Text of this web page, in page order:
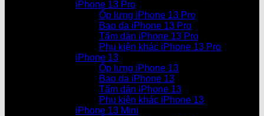
iPhone 13 Pro
Ốp lưng iPhone 13 Pro
Bao da iPhone 13 Pro
Tấm dán iPhone 13 Pro
Phụ kiện khác iPhone 13 Pro
iPhone 13
Ốp lưng iPhone 13
Bao da iPhone 13
Tấm dán iPhone 13
Phụ kiện khác iPhone 13
iPhone 13 Mini